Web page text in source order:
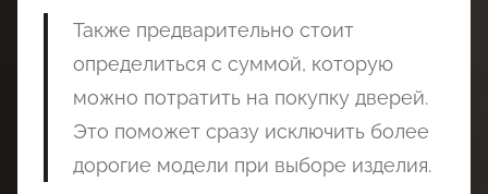
Также предварительно стоит
определиться с суммой, которую
можно потратить на покупку дверей.
Это поможет сразу исключить более
дорогие модели при выборе изделия.